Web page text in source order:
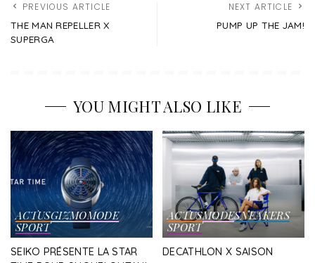
PREVIOUS ARTICLE
THE MAN REPELLER X
SUPERGA
NEXT ARTICLE
PUMP UP THE JAM!
YOU MIGHT ALSO LIKE
ACTUSGIZMOMODE
SPORT
SEIKO PRÉSENTE LA STAR
ACTUSMODESNEAKERS
SPORT
DECATHLON X SAISON